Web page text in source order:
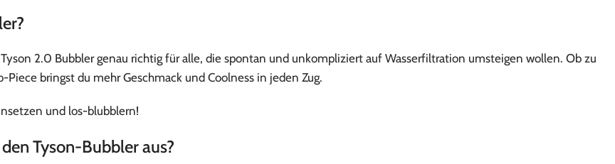
2.0 Bubbler genau richtig für alle, die spontan und unkompliziert auf Wasserfiltration umsteigen wollen. Ob zu
bringst du mehr Geschmack und Coolness in jeden Zug.
und los-blubblern!
Tyson-Bubbler aus?